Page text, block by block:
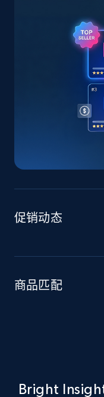
by keywords
URL, Title,
price, Final price,
price, Final price,
Seller id, URL,
info, Stars,
eBay
促销动态
商品匹配
Bright